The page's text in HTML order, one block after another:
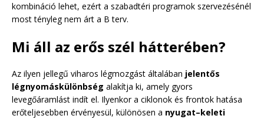
kombináció lehet, ezért a szabadtéri programok szervezésénél
most tényleg nem árt a B terv.
Mi áll az erős szél hátterében?
Az ilyen jellegű viharos légmozgást általában jelentős
légnyomáskülönbség alakítja ki, amely gyors
levegőáramlást indít el. Ilyenkor a ciklonok és frontok hatása
erőteljesebben érvényesül, különösen a nyugat–keleti